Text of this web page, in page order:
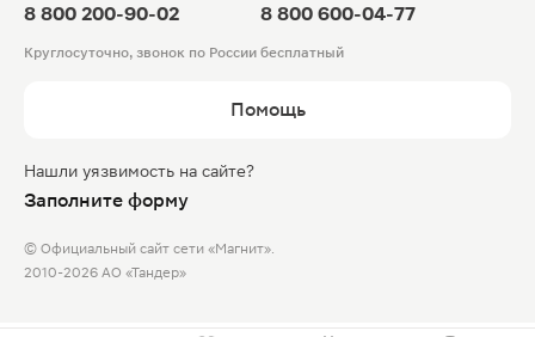
8 800 200-90-02 8 800 600-04-77
Круглосуточно, звонок по России бесплатный
Помощь
Нашли уязвимость на сайте?
Заполните форму
© Официальный сайт сети «Магнит».
2010-2026 АО «Тандер»